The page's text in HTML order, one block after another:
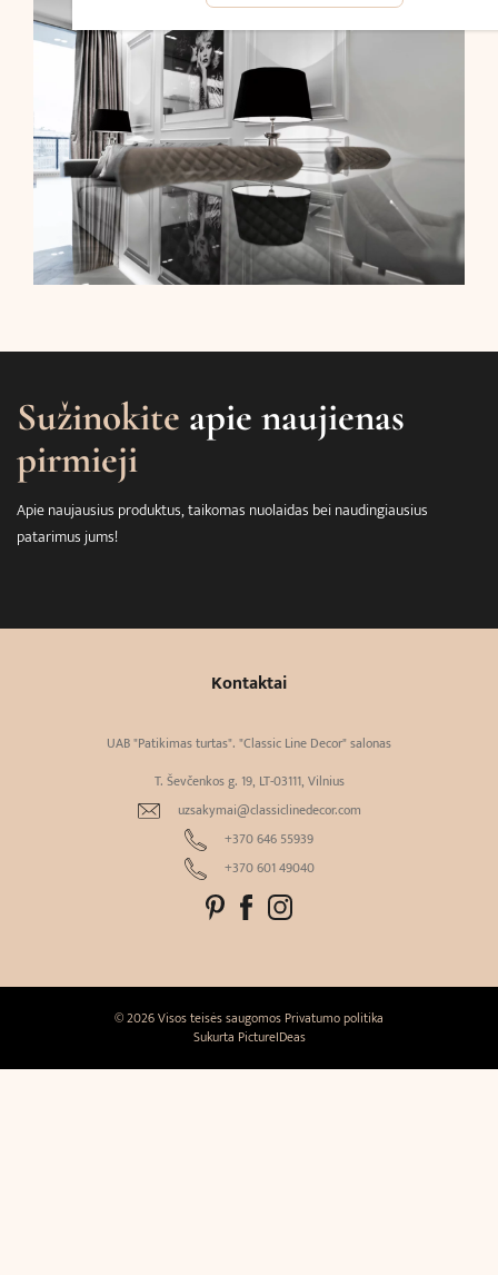
Sužinokite apie naujienas
pirmieji
Apie naujausius produktus, taikomas nuolaidas bei naudingiausius
patarimus jums!
Kontaktai
UAB "Patikimas turtas". "Classic Line Decor" salonas
T. Ševčenkos g. 19, LT-03111, Vilnius
uzsakymai@classiclinedecor.com
+370 646 55939
+370 601 49040
© 2026 Visos teisės saugomos Privatumo politika
Sukurta PictureIDeas